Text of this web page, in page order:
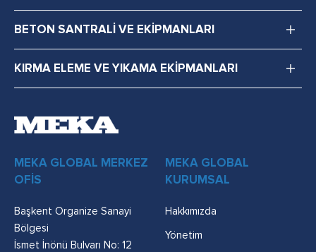
BETON SANTRALİ VE EKİPMANLARI
KIRMA ELEME VE YIKAMA EKİPMANLARI
MEKA GLOBAL MERKEZ
OFİS
Başkent Organize Sanayi
Bölgesi
İsmet İnönü Bulvarı No: 12
MEKA GLOBAL
KURUMSAL
Hakkımızda
Yönetim